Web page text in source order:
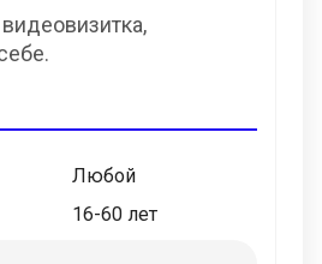
Любой
16-60 лет